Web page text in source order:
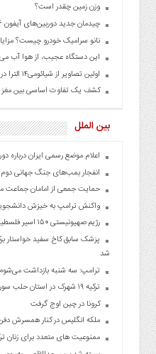
وزن زمین چقدر است؟
چیدمان جدید دوربین‌های آیفون ۱۶ لو رفت!
نانو سرامیک خودرو چیست؟
این دستگاه عجیب، از هوا آب
اولین تصاویر از شیائومی۱۴ الترا در دست چینی‌ها
کشف یک تفاوت اساسی بین مغز
بین الملل
اعلام موضع رسمی ایران درباره
انفجار بمب‌های جنگ جهانی دوم
حمایت جمعی از امامان جماعت
واکنش ترامپ به خیزش
رژیم صهیونیستی ۱۵۰ اسیر فلسطینی را آزاد کرد
پزشک سابق کاخ سفید خواستار
شد
ترامپ: سه شنبه بازداشت می‌شوم
ترکیه ۱۹ شهرک در استان حلب سوریه را بمباران کرد
کرونا در چین اوج گرفت
ملکه انگلیس در کنار همسرش
ممنوعیت های متعدد برای زنان